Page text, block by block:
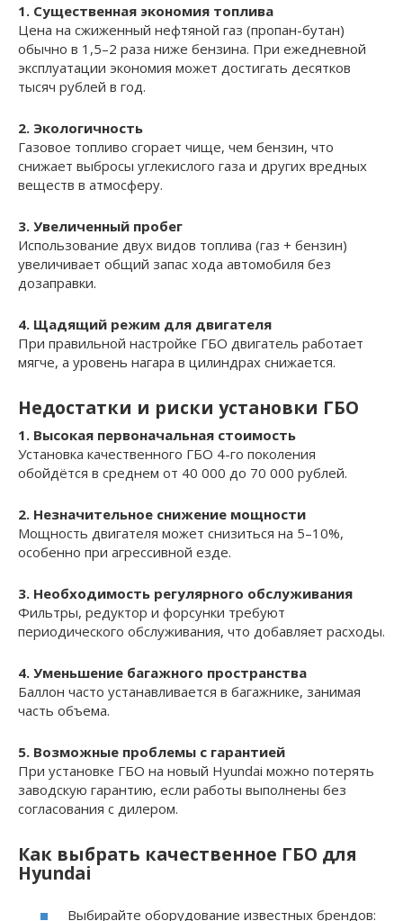
1. Существенная экономия топлива
Цена на сжиженный нефтяной газ (пропан-бутан)
обычно в 1,5–2 раза ниже бензина. При ежедневной
эксплуатации экономия может достигать десятков
тысяч рублей в год.
2. Экологичность
Газовое топливо сгорает чище, чем бензин, что
снижает выбросы углекислого газа и других вредных
веществ в атмосферу.
3. Увеличенный пробег
Использование двух видов топлива (газ + бензин)
увеличивает общий запас хода автомобиля без
дозаправки.
4. Щадящий режим для двигателя
При правильной настройке ГБО двигатель работает
мягче, а уровень нагара в цилиндрах снижается.
Недостатки и риски установки ГБО
1. Высокая первоначальная стоимость
Установка качественного ГБО 4-го поколения
обойдётся в среднем от 40 000 до 70 000 рублей.
2. Незначительное снижение мощности
Мощность двигателя может снизиться на 5–10%,
особенно при агрессивной езде.
3. Необходимость регулярного обслуживания
Фильтры, редуктор и форсунки требуют
периодического обслуживания, что добавляет расходы.
4. Уменьшение багажного пространства
Баллон часто устанавливается в багажнике, занимая
часть объема.
5. Возможные проблемы с гарантией
При установке ГБО на новый Hyundai можно потерять
заводскую гарантию, если работы выполнены без
согласования с дилером.
Как выбрать качественное ГБО для
Hyundai
Выбирайте оборудование известных брендов: